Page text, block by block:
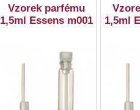
Vzorek parfému
1,5ml Essens m001
1,5ml